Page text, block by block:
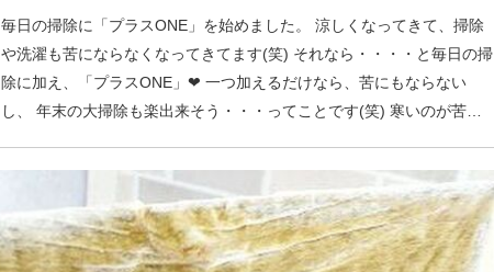
毎日の掃除に「プラスONE」を始めました。 涼しくなってきて、掃除
や洗濯も苦にならなくなってきてます(笑) それなら・・・・と毎日の掃
除に加え、「プラスONE」❤ 一つ加えるだけなら、苦にもならない
し、 年末の大掃除も楽出来そう・・・ってことです(笑) 寒いのが苦手
扇」と「レンジフード」を・・・ 年末 思いっきり楽するため
に・・・と張り切ってシロッコファンも 綺麗にしとくことに～～～｡.:♪
＊:･'(＊⌒―⌒＊))) とは言っても、ズボラな私は「ざっくり大掃除」。
とにかく楽に、そして綺麗に。 話題のお掃除プリンスこと 石ちゃん